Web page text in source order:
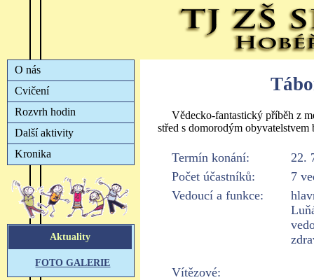
Vědecko-fantastický příběh z
střed s domorodým
Termín konání:
22.
Počet účastníků:
7
Vedoucí a funkce:
Vítězové: